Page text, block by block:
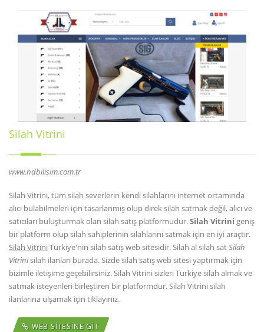
Silah Vitrini
www.hdbilisim.com.tr
Silah Vitrini, tüm silah severlerin kendi silahlarını internet ortamında
alıcı bulabilmeleri için tasarlanmış olup direk silah satmak değil, alıcı ve
satıcıları buluşturmak olan silah satış platformudur.Silah Vitrini geniş
bir platform olup silah sahiplerinin silahlarını satmak için en iyi araçtır.
Silah VitriniTürkiye'nin silah satış web sitesidir. Silah al silah satSilah
Vitrinisilah ilanları burada. Sizde silah satış web sitesi yaptırmak için
bizimle iletişime geçebilirsiniz. Silah Vitrini sizleri Türkiye silah almak ve
satmak isteyenleri birleştiren bir platformdur. Silah Vitrini silah
ilanlarına ulşamak için tıklayınız.
WEB SİTESİNE GİT